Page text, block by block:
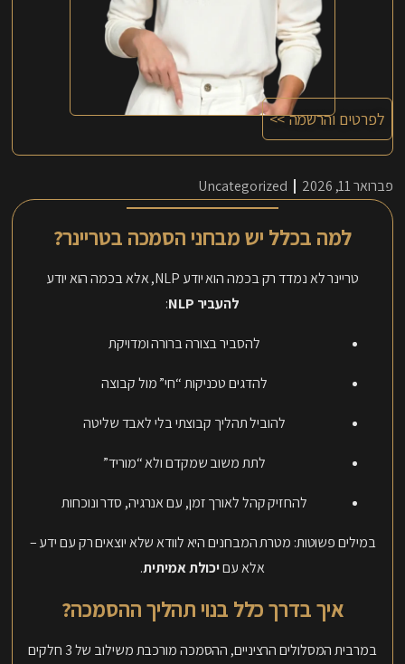
פברואר 11, 2026 Uncategorized
למה בכלל יש מבחני הסמכה בטריינר?
טריינר לא נמדד רק בכמה הוא יודע NLP, אלא בכמה הוא יודע
להעביר NLP
:
להסביר בצורה ברורה ומדויקת
להדגים טכניקות “חי” מול קבוצה
להוביל תהליך קבוצתי בלי לאבד שליטה
לתת משוב שמקדם ולא “מוריד”
להחזיק קהל לאורך זמן, עם אנרגיה, סדר ונוכחות
במילים פשוטות: מטרת המבחנים היא לוודא שלא יוצאים רק עם ידע –
אלא עםיכולת אמיתית.
איך בדרך כלל בנוי תהליך ההסמכה?
במרבית המסלולים הרציניים, ההסמכה מורכבת משילוב של 3 חלקים
לפרטים והרשמה >>